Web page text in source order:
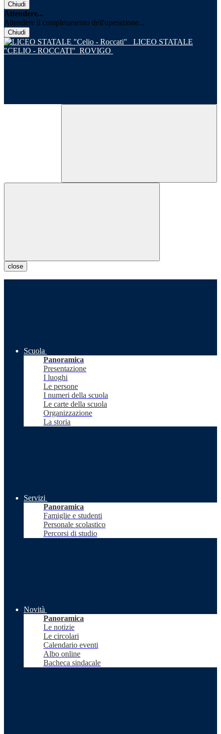
Chiudi
Attendere...
Attendere il completamento dell'operazione...
Chiudi
LICEO STATALE
"CELIO - ROCCATI" ROVIGO
close
Scuola
Panoramica
Presentazione
I luoghi
Le persone
I numeri della scuola
Le carte della scuola
Organizzazione
La storia
Servizi
Panoramica
Famiglie e studenti
Personale scolastico
Percorsi di studio
Novità
Panoramica
Le notizie
Le circolari
Calendario eventi
Albo online
Bacheca sindacale